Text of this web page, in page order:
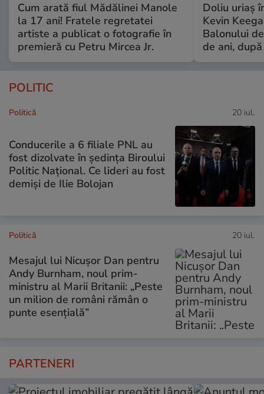
Cum arată fiul Mădălinei Manole
la 17 ani! Fratele regretatei
artiste a publicat o fotografie în
premieră cu Petru Mircea Jr.
Doliu uriaș
Kevin
Balonului
de ani,
POLITIC
Politică 20 iul.
Conducerile a 6 filiale PNL au
fost dizolvate în ședința Biroului
Politic Național. Ce lideri au fost
demiși de Ilie Bolojan
Politică 20 iul.
Mesajul lui Nicușor Dan pentru
Andy Burnham, noul prim-
ministru al Marii Britanii: „Peste
un milion de români rămân o
punte esențială”
PARTENERI